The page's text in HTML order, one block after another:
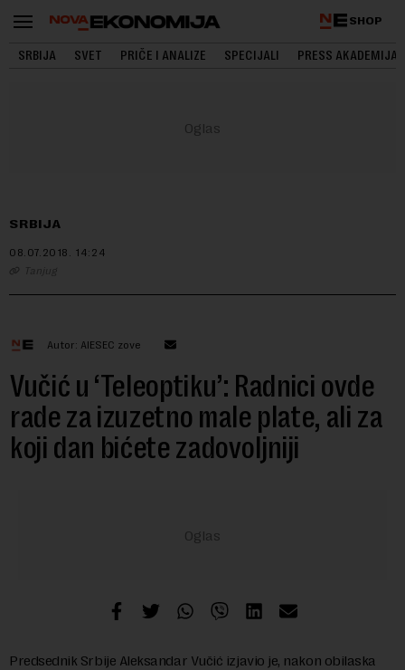
SHOP
SRBIJA SVET PRIČE I ANALIZE SPECIJALI PRESS AKADEMIJA
SRBIJA
08.07.2018. 14:24
Tanjug
Autor: AIESEC zove
Vučić u ‘Teleoptiku’: Radnici ovde
rade za izuzetno male plate, ali za
koji dan bićete zadovoljniji
Predsednik Srbije Aleksandar Vučić izjavio je, nakon obilaska